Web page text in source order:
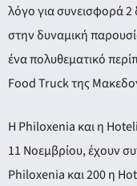
λόγο για συνεισφορά
στην δυναμική
ένα πολυθεματικό
Food Truck της
Η Philoxenia και η
11 Νοεμβρίου, έχουν
Philoxenia και 200 η